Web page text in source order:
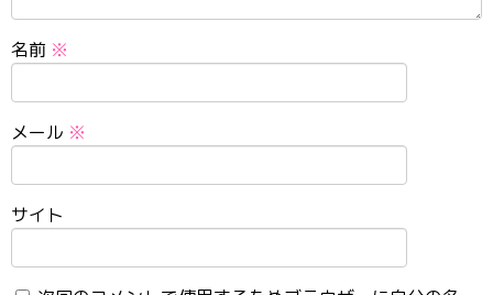
名前 ※
メール ※
サイト